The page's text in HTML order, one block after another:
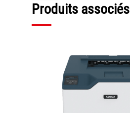
Produits associés